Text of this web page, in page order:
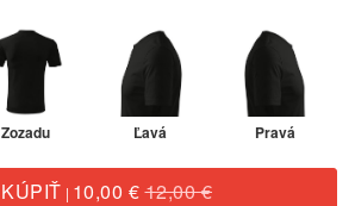
Zozadu Ľavá Pravá
KÚPIŤ | 10,00 €12,00 €